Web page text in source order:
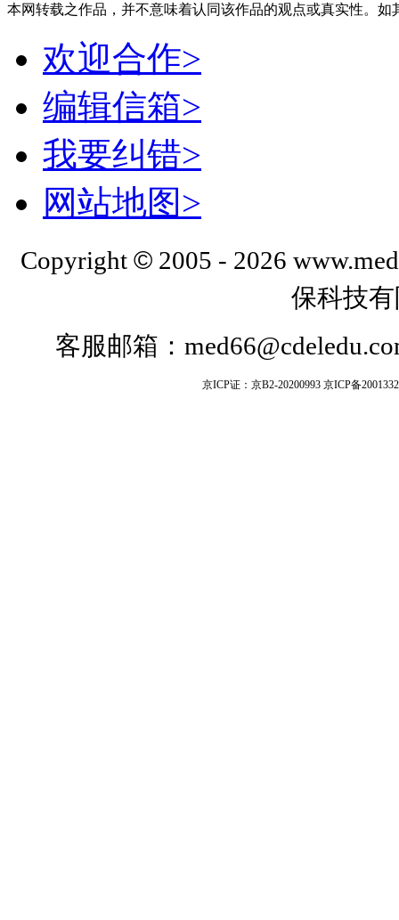
本网转载之作品，并不意味着认同该作品的观点或真实性。
欢迎合作>
编辑信箱>
我要纠错>
网站地图>
Copyright © 2005 - 2026
保科技
客服邮箱：
京ICP证：京B2-20200993 京ICP备